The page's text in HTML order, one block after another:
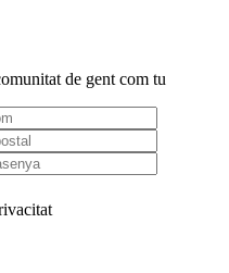
de gent com tu